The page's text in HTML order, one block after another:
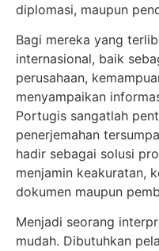
diplomasi, maupun
Bagi mereka yang
internasional, baik
perusahaan,
menyampaikan
Portugis sangatlah
penerjemahan
hadir sebagai solusi
menjamin keakuratan,
dokumen maupun
Menjadi seorang
mudah. Dibutuhkan